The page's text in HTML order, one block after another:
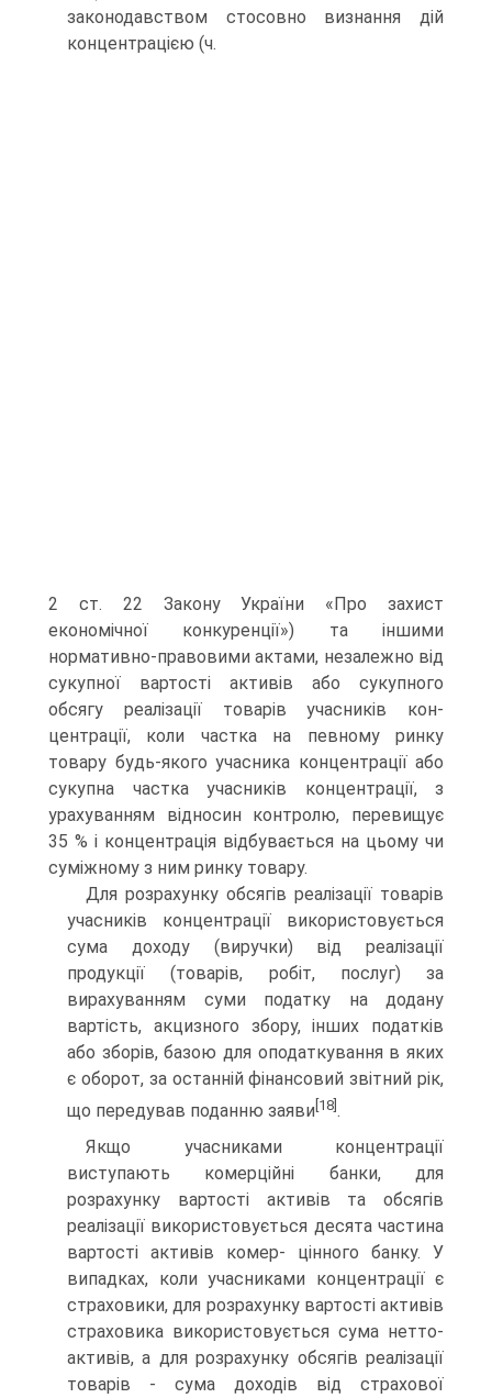
законодавством стосовно визнання дій
концентрацією (ч.
2 ст. 22 Закону України «Про захист
економічної конкуренції») та іншими
норматив­но-правовими актами, незалежно від
сукупної вартості ак­тивів або сукупного
обсягу реалізації товарів учасників кон­
центрації, коли частка на певному ринку
товару будь-якого учасника концентрації або
сукупна частка учасників кон­центрації, з
урахуванням відносин контролю, перевищує
35 % і концентрація відбувається на цьому чи
суміжному з ним ринку товару.
Для розрахунку обсягів реалізації товарів
учасників концентрації використовується
сума доходу (виручки) від реалізації
продукції (товарів, робіт, послуг) за
вирахуванням суми податку на додану
вартість, акцизного збору, інших податків
або зборів, базою для оподаткування в яких
є обо­рот, за останній фінансовий звітний рік,
що передував по­данню заяви [18] .
Якщо учасниками концентрації
виступають комерційні банки, для
розрахунку вартості активів та обсягів
реалізації використовується десята частина
вартості активів комер- цінного банку. У
випадках, коли учасниками концентрації є
страховики, для розрахунку вартості активів
страховика використовується сума нетто-
активів, а для розрахунку об­сягів реалізації
товарів - сума доходів від страхової